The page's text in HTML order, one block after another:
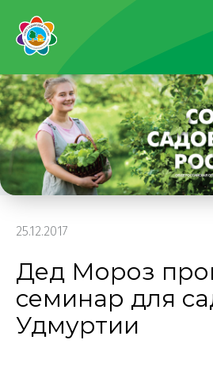
25.12.2017
Дед Мороз
семинар для
Удмуртии